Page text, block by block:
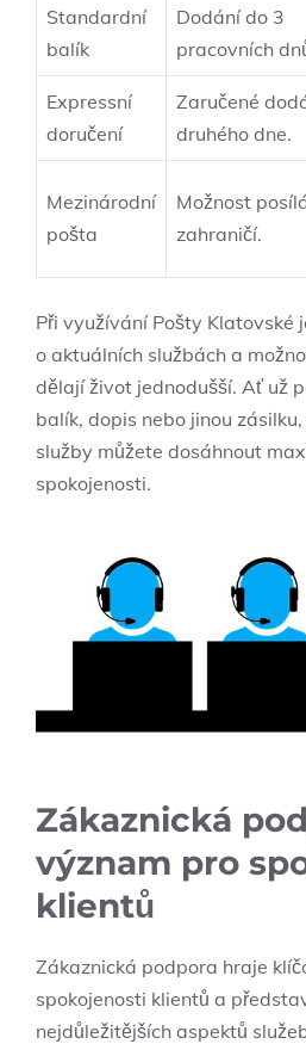
Standardní
balík
Dodání do 3
pracovních
Expressní
doručení
Zaručené
druhého dne.
Mezinárodní
pošta
Možnost
zahraničí.
Při využívání Pošty Klatovské
o aktuálních službách a
dělají život jednodušší. Ať už
balík, dopis nebo jinou
služby můžete dosáhnout
spokojenosti.
Zákaznická
význam pro
klientů
Zákaznická podpora hraje
spokojenosti klientů a
nejdůležitějších aspektů